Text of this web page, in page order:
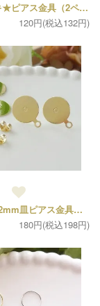
★国内メッキ★ピアス金具（2ペア4個セット）
120円(税込132円)
ループ付き12mm皿ピアス金具（2ペア・キャッチ4個、ポスト4個）
180円(税込198円)